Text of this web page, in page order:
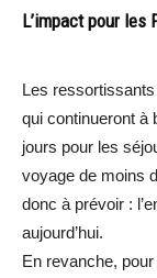
L’impact pour les
Les
qui continueront à
jours pour les
voyage de moins
donc à prévoir :
aujourd’hui.
En revanche,